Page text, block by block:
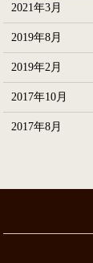
2021年3月
2019年8月
2019年2月
2017年10月
2017年8月